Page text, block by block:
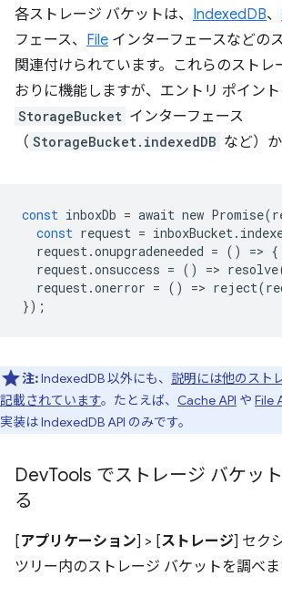
各ストレージ バケットは、 IndexedDB、
フェース、 File インターフェースなどの
関連付けられています。これらのストレ
おりに機能しますが、エントリ ポイン
StorageBucket インターフェース
（ StorageBucket.indexedDB など）
const inboxDb = await new Promise(
const request = inboxBucket.
request.onupgradeneeded = () => {
request.onsuccess = () => resolve
request.onerror = () => reject(
});
注:IndexedDB 以外にも、 説明には他のスト
記載されています。たとえば、 Cache API や File
実装は IndexedDB API のみです。
DevTools でストレージ バケッ
る
[アプリケーション] > [ストレージ] セク
ツリー内のストレージ バケットを調べま